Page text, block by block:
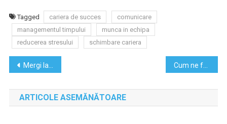
Tagged cariera de succes
comunicare
managementul timpului
munca in echipa
reducerea stresului
schimbare cariera
Navigare
în
articole
Mergi la sala sau faci sport acasa? Cum ne ferim de afectiunile de toamna
ARTICOLE ASEMĂNĂTOARE